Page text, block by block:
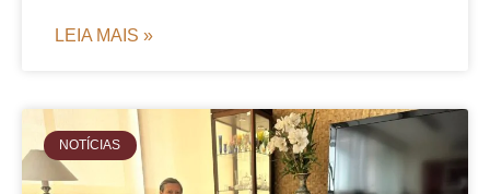
LEIA MAIS »
NOTÍCIAS